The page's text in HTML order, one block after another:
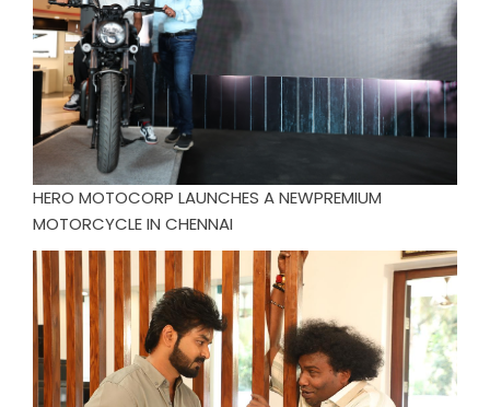
HERO MOTOCORP LAUNCHES A NEWPREMIUM
MOTORCYCLE IN CHENNAI